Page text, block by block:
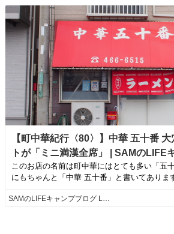
【町中華紀行〈80〉】中華 五十番
トが「ミニ満漢全席」 | SAMのLIFE
is like camping!
このお店の名前は町中華にはとても多い「五
にもちゃんと「中華 五十番」と書いてありま
SAMのLIFEキャンプブログ Life is like camping!